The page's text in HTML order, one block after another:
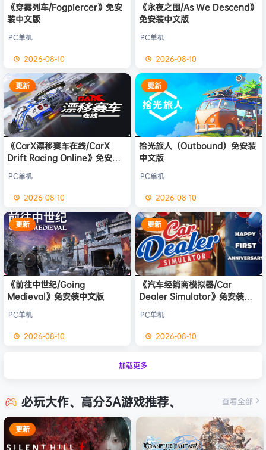
《穿雾列车/Fogpiercer》免安
装中文版
PC单机
2026-08-10
《永夜之围/As We Descend》
免安装中文版
PC单机
2026-08-10
更新
《CarX漂移赛车在线/CarX
Drift Racing Online》免安装
PC单机
2026-08-10
更新
拾光旅人（Outbound）免安装
中文版
PC单机
2026-08-10
更新
《前往中世纪/Going
Medieval》免安装中文版
PC单机
2026-08-10
更新
《汽车经销商模拟器/Car
Dealer Simulator》免安装中
PC单机
2026-08-10
加载更多
必玩大作、高分3A游戏推荐、 查看全部
更新